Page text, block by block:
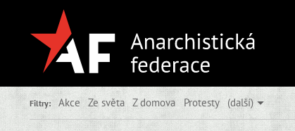
Filtry: Akce Ze světa Z domova Protesty (další)